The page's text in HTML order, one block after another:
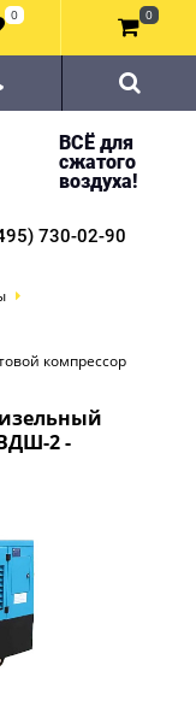
ВСЁ для
сжатого
воздуха!
730-02-90
компрессор
2 -
0 0